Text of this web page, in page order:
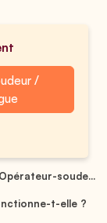
/
soude...
t-elle ?